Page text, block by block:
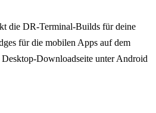
die DR-Terminal-Builds für deine
für die mobilen Apps auf dem
Downloadseite unter Android